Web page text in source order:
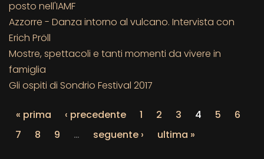
posto nell'IAMF
Azzorre - Danza intorno al vulcano. Intervista con
Erich Pröll
Mostre, spettacoli e tanti momenti da vivere in
famiglia
Gli ospiti di Sondrio Festival 2017
« prima ‹ precedente 1 2 3 4 5
6
7
8 9 … seguente › ultima »